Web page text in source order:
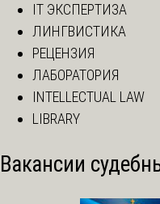
IT ЭКСПЕРТИЗА
ЛИНГВИСТИКА
РЕЦЕНЗИЯ
ЛАБОРАТОРИЯ
INTELLECTUAL LAW
LIBRARY
Вакансии